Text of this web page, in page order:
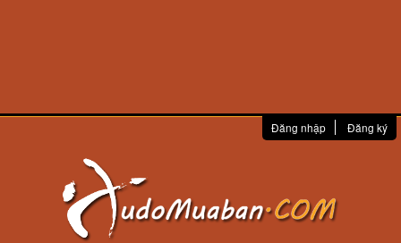
Đăng nhập Đăng ký